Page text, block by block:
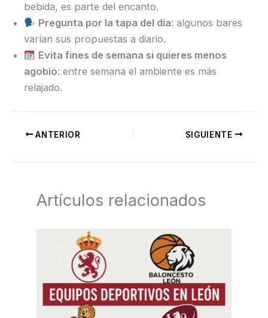
bebida, es parte del encanto.
Pregunta por la tapa del día: algunos bares
varían sus propuestas a diario.
Evita fines de semana si quieres menos
agobio: entre semana el ambiente es más
relajado.
ANTERIOR SIGUIENTE
Artículos relacionados